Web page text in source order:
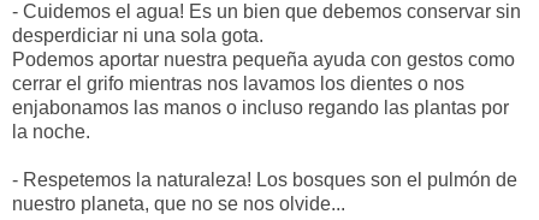
- Cuidemos el agua! Es un bien que debemos conservar sin
desperdiciar ni una sola gota.
Podemos aportar nuestra pequeña ayuda con gestos como
cerrar el grifo mientras nos lavamos los dientes o nos
enjabonamos las manos o incluso regando las plantas por
la noche.
- Respetemos la naturaleza! Los bosques son el pulmón de
nuestro planeta, que no se nos olvide...